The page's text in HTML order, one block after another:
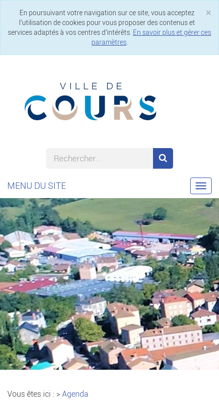
×
En poursuivant votre navigation sur ce site, vous acceptez
l’utilisation de cookies pour vous proposer des contenus et
services adaptés à vos centres d’intérêts. En savoir plus et gérer ces
paramètres.
MENU DU SITE
Vous êtes ici : > Agenda